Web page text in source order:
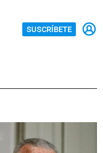
SUSCRÍBETE